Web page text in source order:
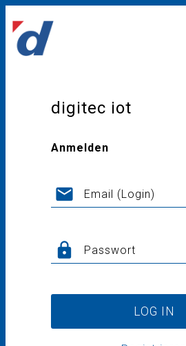
digitec iot
Anmelden
email Email (Login)
lock Passwort
LOG IN